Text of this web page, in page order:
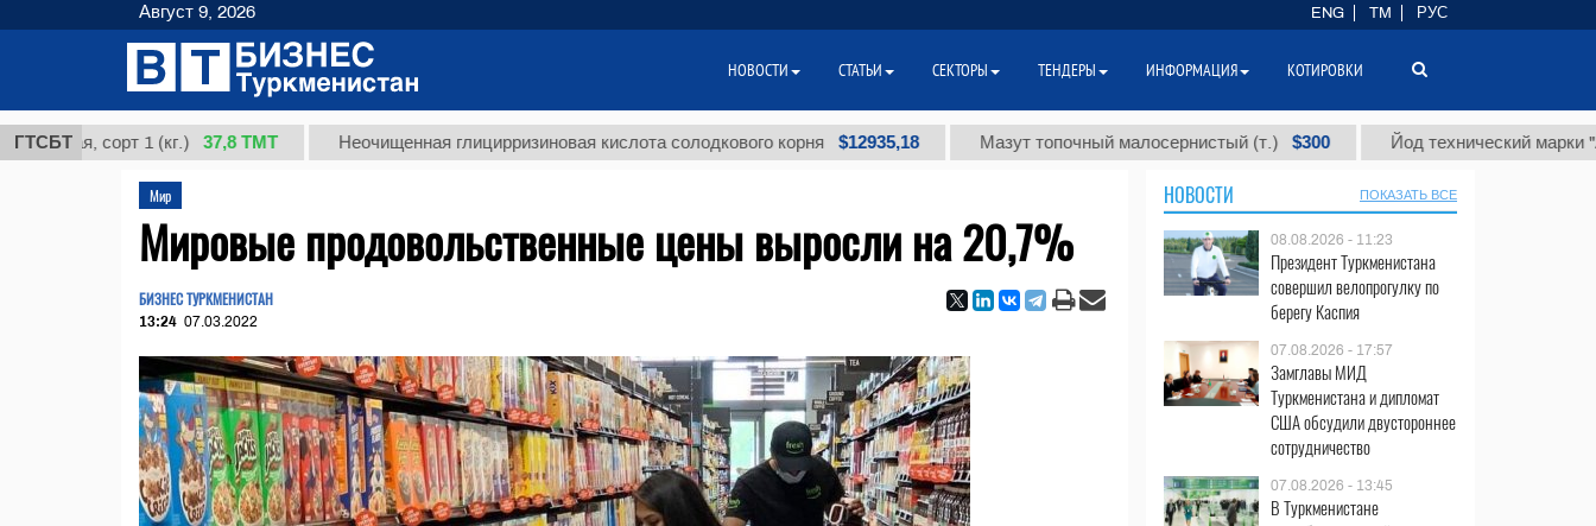
ГТСБТ
сорт 1 (кг.) 37,8 ТМТ Неочищенная глицирризиновая кислота солодкового корня $12935,18 Мазут топочный малосернистый (т.) $300 Йод технический марки "А" (т.)
Мир
Мировые продовольственные цены выросли на 20,7%
БИЗНЕС ТУРКМЕНИСТАН
13:24 07.03.2022
НОВОСТИ ПОКАЗАТЬ ВСЕ
08.08.2026 - 11:23
Президент Туркменистана
совершил велопрогулку по
берегу Каспия
07.08.2026 - 17:57
Замглавы МИД
Туркменистана и дипломат
США обсудили двустороннее
сотрудничество
07.08.2026 - 13:45
В Туркменистане
Август 9, 2026 ENG TM РУС
НОВОСТИ СТАТЬИ СЕКТОРЫ ТЕНДЕРЫ ИНФОРМАЦИЯ КОТИРОВКИ